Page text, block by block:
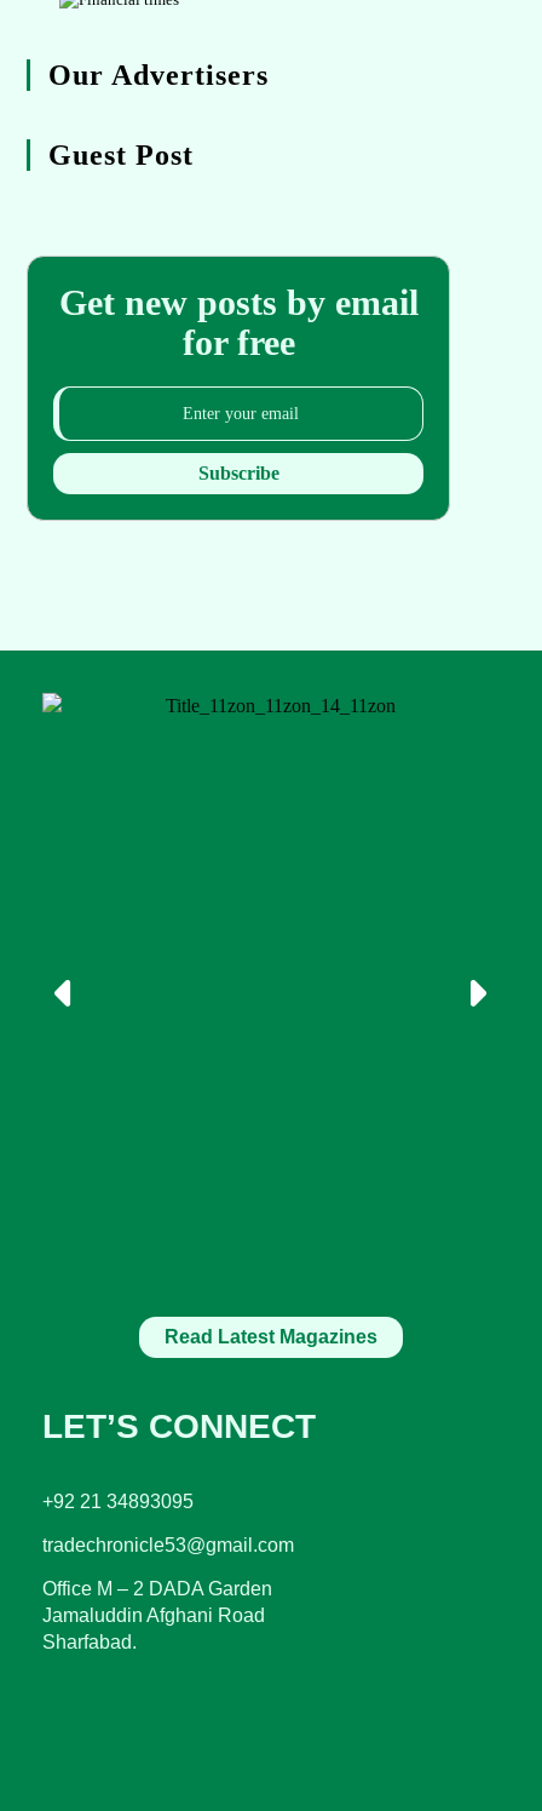
Our Advertisers
Guest Post
Get new posts by email
for free
Subscribe
Read Latest Magazines
LET’S CONNECT
+92 21 34893095
tradechronicle53@gmail.com
Office M – 2 DADA Garden
Jamaluddin Afghani Road
Sharfabad.